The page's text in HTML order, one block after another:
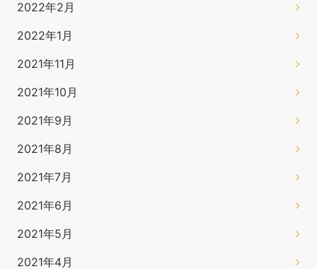
2022年2月
2022年1月
2021年11月
2021年10月
2021年9月
2021年8月
2021年7月
2021年6月
2021年5月
2021年4月